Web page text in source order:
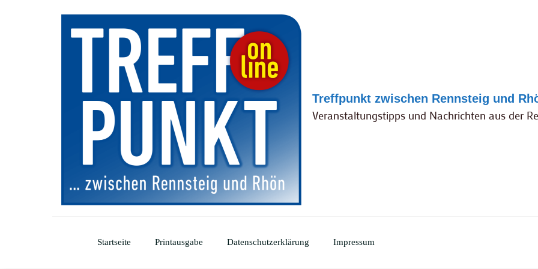
Treffpunkt zwischen Rennsteig und
Veranstaltungstipps und Nachrichten aus der
Startseite Printausgabe Datenschutzerklärung Impressum